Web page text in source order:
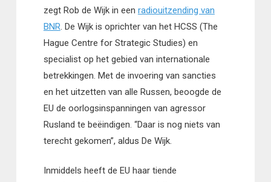
zegt Rob de Wijk in een radiouitzending van
BNR. De Wijk is oprichter van het HCSS (The
Hague Centre for Strategic Studies) en
specialist op het gebied van internationale
betrekkingen. Met de invoering van sancties
en het uitzetten van alle Russen, beoogde de
EU de oorlogsinspanningen van agressor
Rusland te beëindigen. “Daar is nog niets van
terecht gekomen”, aldus De Wijk.
Inmiddels heeft de EU haar tiende